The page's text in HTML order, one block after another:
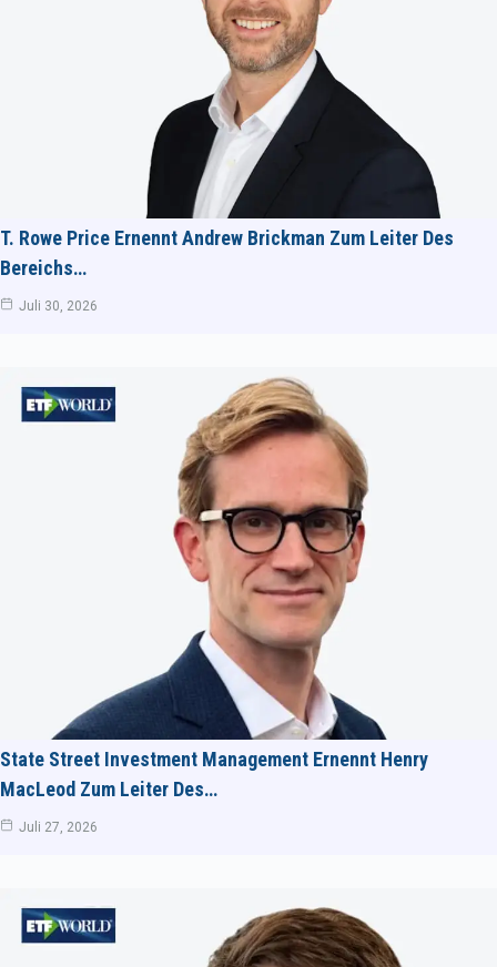
T. Rowe Price Ernennt Andrew Brickman Zum Leiter Des
Bereichs…
Juli 30, 2026
State Street Investment Management Ernennt Henry
MacLeod Zum Leiter Des…
Juli 27, 2026